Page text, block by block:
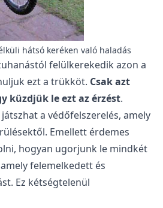
hátsó keréken való haladás
felülkerekedik azon a
ezt a trükköt. Csak azt
küzdjük le ezt az érzést.
a védőfelszerelés, amely
Emellett érdemes
hogyan ugorjunk le mindkét
felemelkedett és
Ez kétségtelenül